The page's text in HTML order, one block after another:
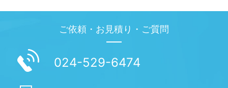
ご依頼・お見積り・ご質問
024-529-6474